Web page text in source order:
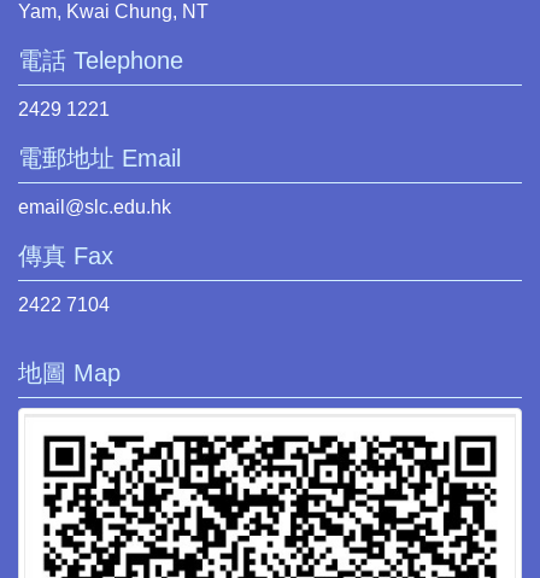
Yam, Kwai Chung, NT
電話 Telephone
2429 1221
電郵地址 Email
email@slc.edu.hk
傳真 Fax
2422 7104
地圖 Map